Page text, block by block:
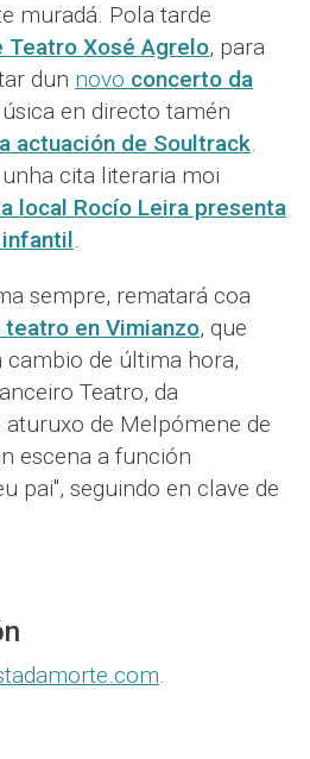
muradá. Pola tarde
Teatro Xosé Agrelo, para
dun novo concerto da
en directo tamén
actuación de Soultrack.
cita literaria moi
local Rocío Leira presenta
.
sempre, rematará coa
en Vimianzo, que
cambio de última hora,
Teatro, da
aturuxo de Melpómene de
escena a función
pai", seguindo en clave de
.